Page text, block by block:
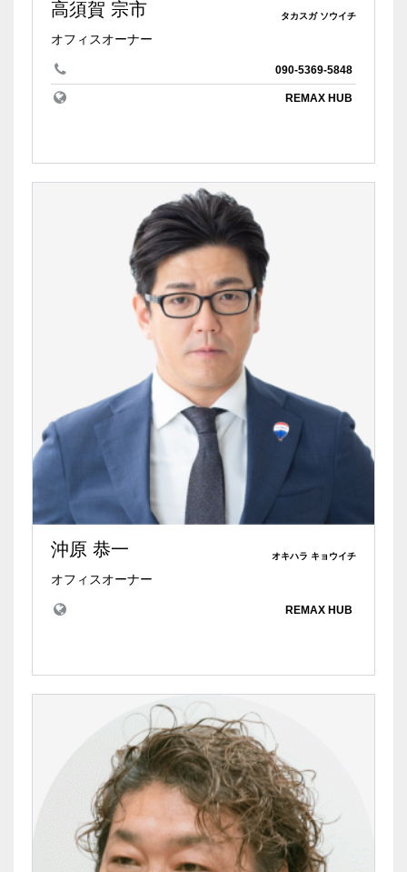
高須賀 宗市 タカスガ ソウイチ
オフィスオーナー
090-5369-5848
REMAX HUB
沖原 恭一 オキハラ キョウイチ
オフィスオーナー
REMAX HUB